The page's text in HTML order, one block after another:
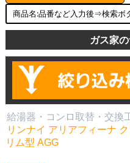
ガス家
給湯器・コンロ取替・交換
リンナイ アリアフィーナ
リム型 AGG